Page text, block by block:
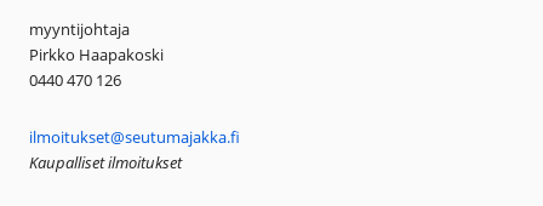
myyntijohtaja
Pirkko Haapakoski
0440 470 126
ilmoitukset@seutumajakka.fi
Kaupalliset ilmoitukset